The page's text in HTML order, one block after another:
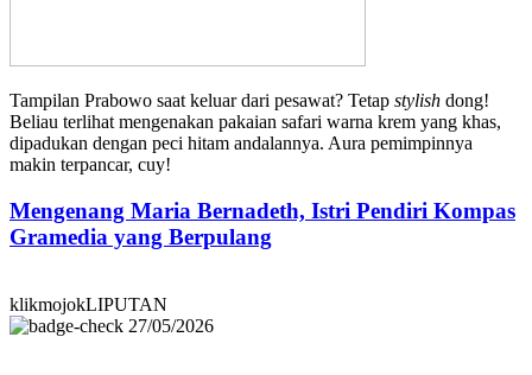
Tampilan Prabowo saat keluar dari pesawat? Tetap stylish dong!
Beliau terlihat mengenakan pakaian safari warna krem yang khas,
dipadukan dengan peci hitam andalannya. Aura pemimpinnya
makin terpancar, cuy!
Mengenang Maria Bernadeth, Istri Pendiri Kompas
Gramedia yang Berpulang
klikmojokLIPUTAN
27/05/2026